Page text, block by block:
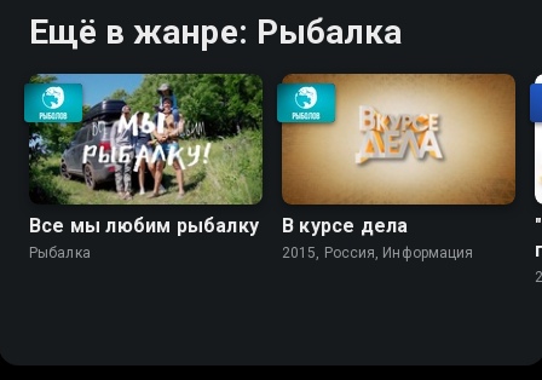
Ещё в жанре: Рыбалка
Все мы любим рыбалку
Рыбалка
В курсе дела
2015, Россия, Информация